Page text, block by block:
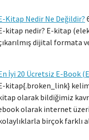
Kitap Nedir Ne Değildir?
kitap nedir? E-kitap
dijital formata
İyi 20 Ücretsiz E-Book
kitap{.broken_link}
olarak bildiğimiz
olarak internet
birçok farklı